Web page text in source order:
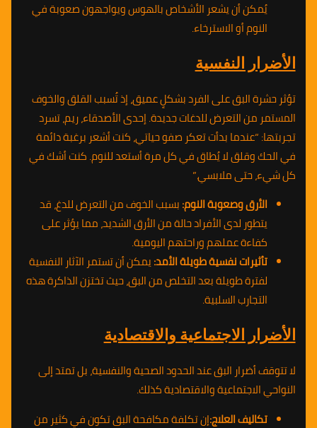
يُمكن أن يشعر الأشخاص بالهوس ويواجهون صعوبة في
النوم أو الاسترخاء.
الأضرار النفسية
تؤثر حشرة البق على الفرد بشكلٍ عميق، إذ تُسبب القلق والخوف
المستمر من التعرض للدغات جديدة. إحدى الأصدقاء، ريم، تسرد
تجربتها: “عندما بدأت تعكر صفو حياتي، كنت أشعر برغبة دائمة
في الحك وقلق لا يُطاق في كل مرة أستعد للنوم. كنت أشك في
كل شيء، حتى ملابسي.”
الأرق وصعوبة النوم:بسبب الخوف من التعرض للدغ، قد
يتطور لدى الأفراد حالة من الأرق الشديد، مما يؤثر على
كفاءة عملهم وراحتهم اليومية.
تأثيرات نفسية طويلة الأمد:يمكن أن تستمر الآثار النفسية
لفترة طويلة بعد التخلص من البق، حيث تختزن الذاكرة هذه
التجارب السلبية.
الأضرار الاجتماعية والاقتصادية
لا تتوقف أضرار البق عند الحدود الصحية والنفسية، بل تمتد إلى
النواحي الاجتماعية والاقتصادية كذلك.
تكاليف العلاج:إن تكلفة مكافحة البق تكون في كثير من